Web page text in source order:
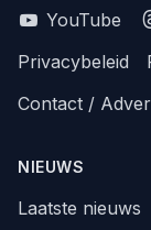
YouTube
Privacybeleid
Contact /
NIEUWS
Laatste nieuws